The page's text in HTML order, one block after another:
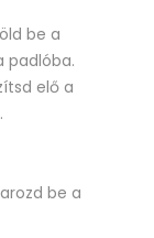
be a
padlóba.
elő a
be a